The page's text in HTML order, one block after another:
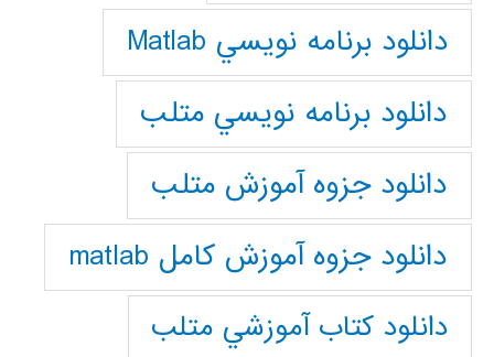
دانلود برنامه نويسي Matlab
دانلود برنامه نويسي متلب
دانلود جزوه آموزش متلب
دانلود جزوه آموزش کامل matlab
دانلود كتاب آموزشي متلب